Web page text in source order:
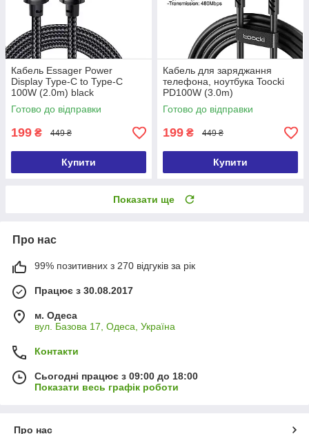
Кабель Essager Power
Display Type-C to Type-C
100W (2.0m) black
Готово до відправки
199 ₴ 449 ₴
Купити
Кабель для заряджання
телефона, ноутбука Toocki
PD100W (3.0m)
Готово до відправки
199 ₴ 449 ₴
Купити
Показати ще
Про нас
99% позитивних з 270 відгуків за рік
Працює з 30.08.2017
м. Одеса
вул. Базова 17, Одеса, Україна
Контакти
Сьогодні працює з 09:00 до 18:00
Показати весь графік роботи
Про нас